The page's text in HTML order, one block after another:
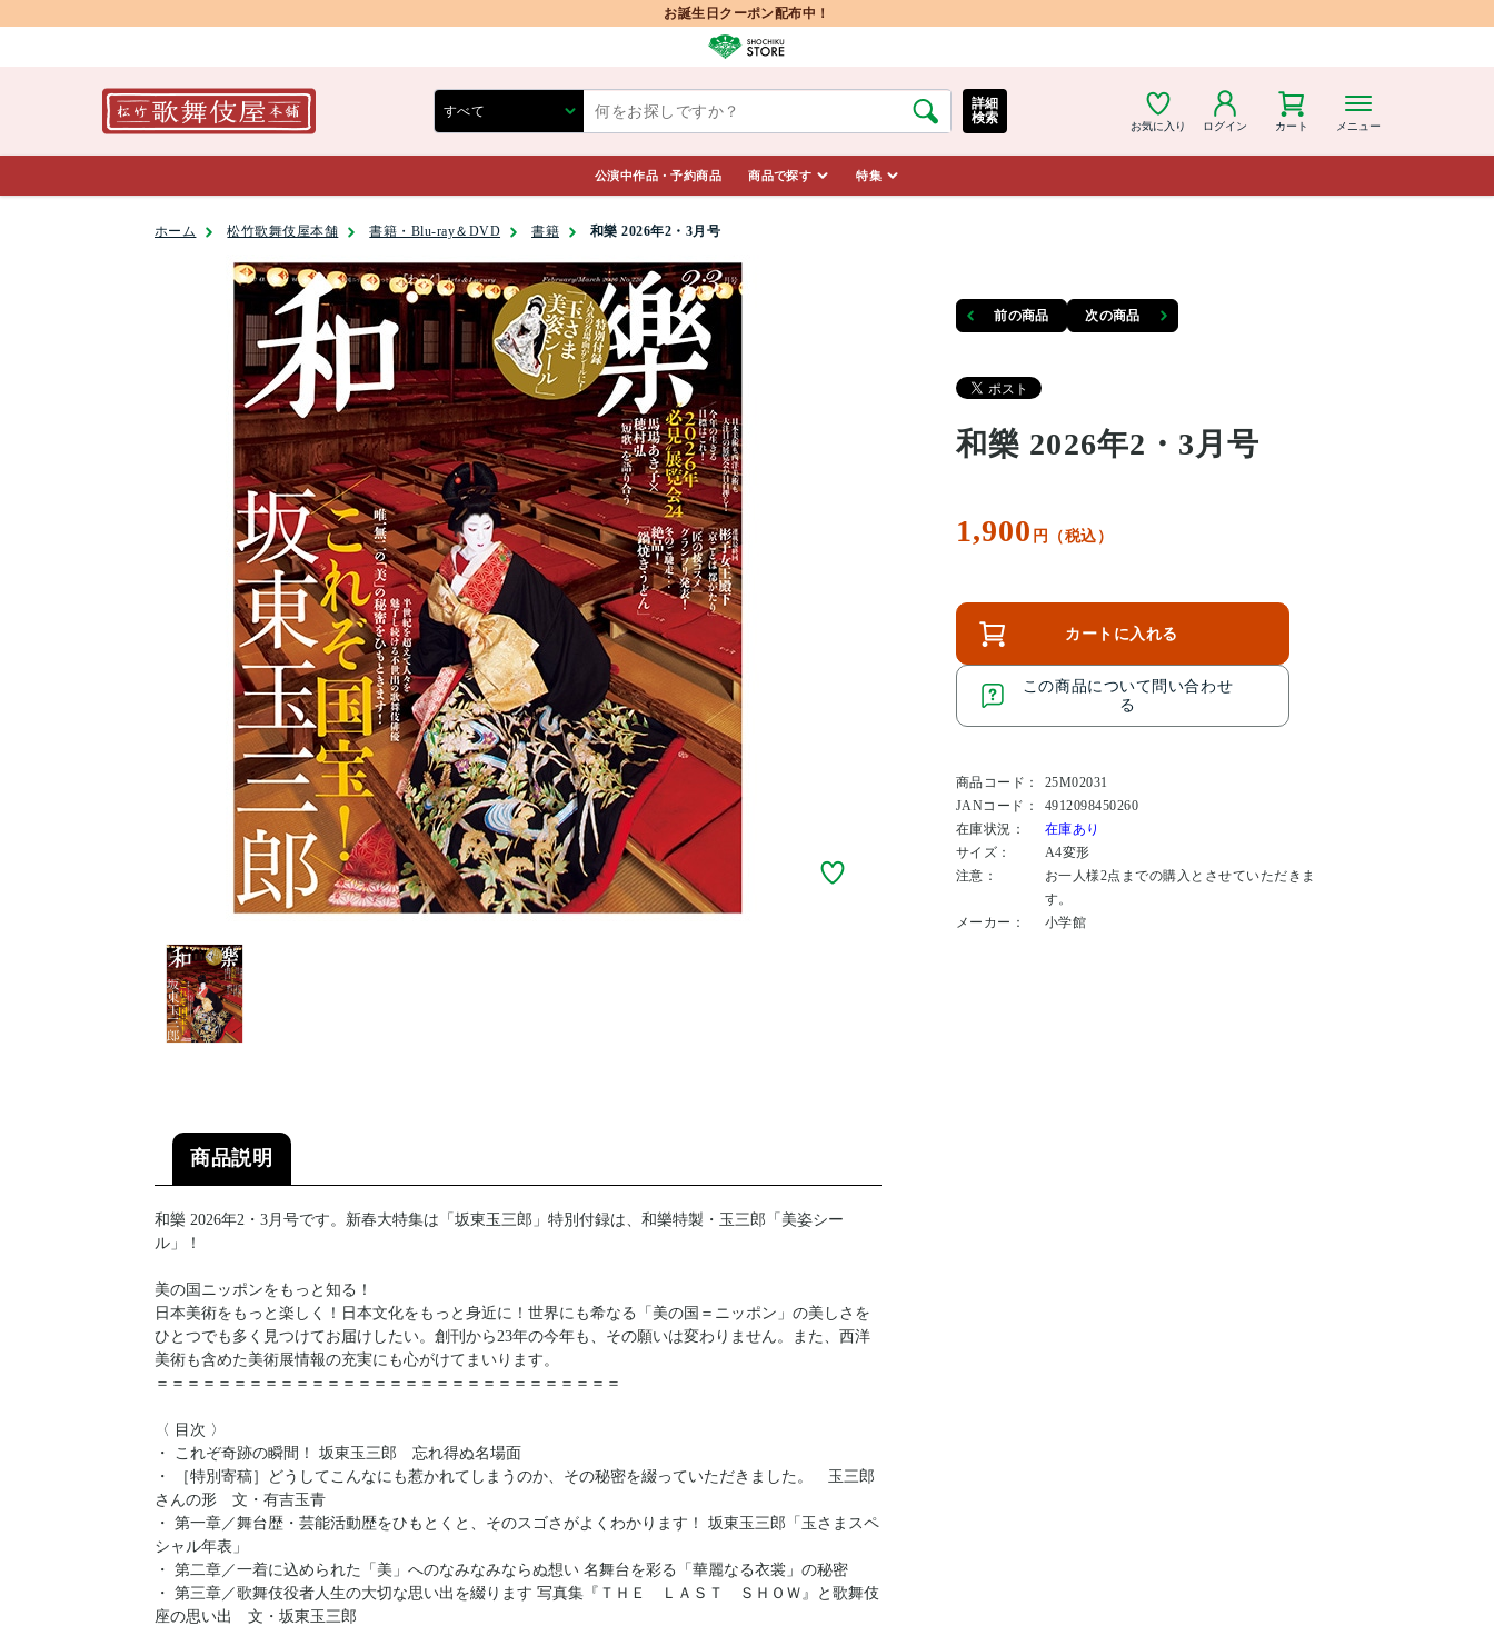
お誕生日クーポン配布中！
お気に入り ログイン カート メニュー
詳細
検索
公演中作品・予約商品 商品で探す 特集
ホーム 松竹歌舞伎屋本舗 書籍・Blu-ray＆DVD 書籍 和樂 2026年2・3月号
前の商品 次の商品
和樂 2026年2・3月号
1,900 円（税込）
カートに入れる
この商品について問い合わせ
る
商品コード：
25M02031
JANコード：
4912098450260
在庫状況：
在庫あり
サイズ：
A4変形
注意：
お一人様2点までの購入とさせていただきま
す。
メーカー：
小学館
商品説明
和樂 2026年2・3月号です。新春大特集は「坂東玉三郎」特別付録は、和樂特製・玉三郎「美姿シー
ル」！
美の国ニッポンをもっと知る！
日本美術をもっと楽しく！日本文化をもっと身近に！世界にも希なる「美の国＝ニッポン」の美しさを
ひとつでも多く見つけてお届けしたい。創刊から23年の今年も、その願いは変わりません。また、西洋
美術も含めた美術展情報の充実にも心がけてまいります。
＝＝＝＝＝＝＝＝＝＝＝＝＝＝＝＝＝＝＝＝＝＝＝＝＝＝＝＝＝＝
〈 目次 〉
・ これぞ奇跡の瞬間！ 坂東玉三郎 忘れ得ぬ名場面
・ ［特別寄稿］どうしてこんなにも惹かれてしまうのか、その秘密を綴っていただきました。 玉三郎
さんの形 文・有吉玉青
・ 第一章／舞台歴・芸能活動歴をひもとくと、そのスゴさがよくわかります！ 坂東玉三郎「玉さまスペ
シャル年表」
・ 第二章／一着に込められた「美」へのなみなみならぬ想い 名舞台を彩る「華麗なる衣裳」の秘密
・ 第三章／歌舞伎役者人生の大切な思い出を綴ります 写真集『ＴＨＥ ＬＡＳＴ ＳＨＯＷ』と歌舞伎
座の思い出 文・坂東玉三郎